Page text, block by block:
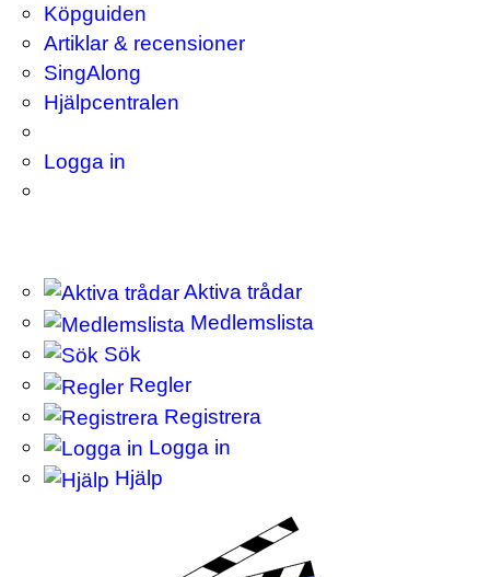
Köpguiden
Artiklar & recensioner
SingAlong
Hjälpcentralen
Logga in
Aktiva trådar
Medlemslista
Sök
Regler
Registrera
Logga in
Hjälp